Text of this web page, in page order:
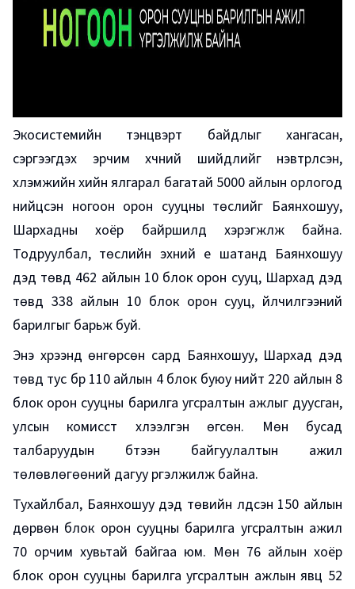
Экосистемийн тэнцвэрт байдлыг хангасан,
сэргээгдэх эрчим хүчний шийдлийг нэвтрүүлсэн,
хүлэмжийн хийн ялгарал багатай 5000 айлын орлогод
нийцсэн ногоон орон сууцны төслийг Баянхошуу,
Шархадны хоёр байршилд хэрэгжүүлж байна.
Тодруулбал, төслийн эхний үе шатанд Баянхошуу
дэд төвд 462 айлын 10 блок орон сууц, Шархад дэд
төвд 338 айлын 10 блок орон сууц, үйлчилгээний
барилгыг барьж буй.
Энэ хүрээнд өнгөрсөн сард Баянхошуу, Шархад дэд
төвд тус бүр 110 айлын 4 блок буюу нийт 220 айлын 8
блок орон сууцны барилга угсралтын ажлыг дуусган,
улсын комисст хүлээлгэн өгсөн. Мөн бусад
талбаруудын бүтээн байгуулалтын ажил
төлөвлөгөөний дагуу үргэлжилж байна.
Тухайлбал, Баянхошуу дэд төвийн үлдсэн 150 айлын
дөрвөн блок орон сууцны барилга угсралтын ажил
70 орчим хувьтай байгаа юм. Мөн 76 айлын хоёр
блок орон сууцны барилга угсралтын ажлын явц 52